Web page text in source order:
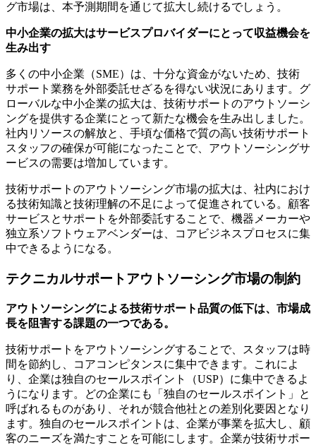
グ市場は、本予測期間を通じて拡大し続けるでしょう。
中小企業の拡大はサービスプロバイダーにとって収益機会を
生み出す
多くの中小企業（SME）は、十分な資金がないため、技術
サポート業務を外部委託せざるを得ない状況にあります。グ
ローバルな中小企業の拡大は、技術サポートのアウトソーシ
ングを提供する企業にとって新たな機会を生み出しました。
社内リソースの解放と、手頃な価格で質の高い技術サポート
スタッフの確保が可能になったことで、アウトソーシングサ
ービスの需要は増加しています。
技術サポートのアウトソーシング市場の拡大は、社内におけ
る技術知識と技術理解の不足によって促進されている。顧客
サービスとサポートを外部委託することで、機器メーカーや
独立系ソフトウェアベンダーは、コアビジネスプロセスに集
中できるようになる。
テクニカルサポートアウトソーシング市場の制約
アウトソーシングによる技術サポート品質の低下は、市場成
長を阻害する課題の一つである。
技術サポートをアウトソーシングすることで、スタッフは時
間を節約し、コアコンピタンスに集中できます。これによ
り、企業は独自のセールスポイント（USP）に集中できるよ
うになります。どの企業にも「独自のセールスポイント」と
呼ばれるものがあり、それが競合他社との差別化要因となり
ます。独自のセールスポイントは、企業が事業を拡大し、顧
客のニーズを満たすことを可能にします。企業が技術サポー